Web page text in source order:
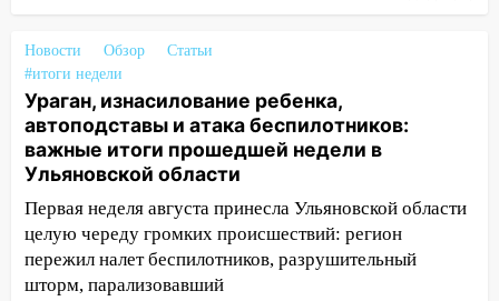
пропал 67-летний мужчина
08:11
На Ульяновск снова надвигается
непогода
07:30 Евро-3 вместо Евро-5: что
заливать «старое» топливо в
современные автомобили
06:30 Какая погода будет в Ульяновской
Новости Обзор
Статьи
#итоги недели
Ураган, изнасилование ребенка,
автоподставы и атака беспилотников:
важные итоги прошедшей недели в
Ульяновской области
Первая неделя августа принесла Ульяновской области
целую череду громких происшествий: регион
пережил налет беспилотников, разрушительный
шторм, парализовавший